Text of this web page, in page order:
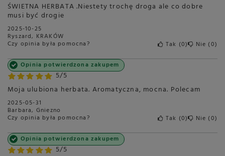
ŚWIETNA HERBATA .Niestety trochę droga ale co dobre
musi być drogie
2025-10-25
Ryszard, KRAKÓW
Czy opinia była pomocna? Tak 0 Nie 0
5/5
Opinia potwierdzona zakupem
Moja ulubiona herbata. Aromatyczna, mocna. Polecam
2025-05-31
Barbara, Gniezno
Czy opinia była pomocna? Tak 0 Nie 0
5/5
Opinia potwierdzona zakupem